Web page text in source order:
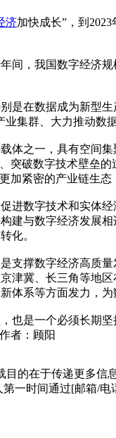
济加快成长”，到2023
间，我国数字经济
是在数据成为新型
集群、大力推动
体之一，具有空间
突破数字技术壁垒
加紧密的产业链生
进数字技术和实体
建与数字经济发展
化。
支撑数字经济高质
津冀、长三角等地
体系等方面发力，为
也是一个必须长期
者：顾阳
目的在于传递更多
一时间通过[邮箱/